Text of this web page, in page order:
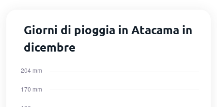
Giorni di pioggia in Atacama in
dicembre